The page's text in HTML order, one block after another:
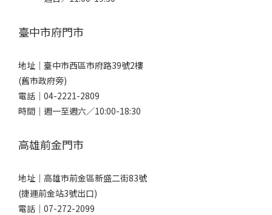
臺中市府門市
地址｜ 臺中市西區市府路39號2樓
(舊市政府旁)
電話｜ 04-2221-2809
時間｜週一至週六／10:00-18:30
高雄前金門市
地址｜ 高雄市前金區新盛二街83號
(捷運前金站3號出口)
電話｜ 07-272-2099